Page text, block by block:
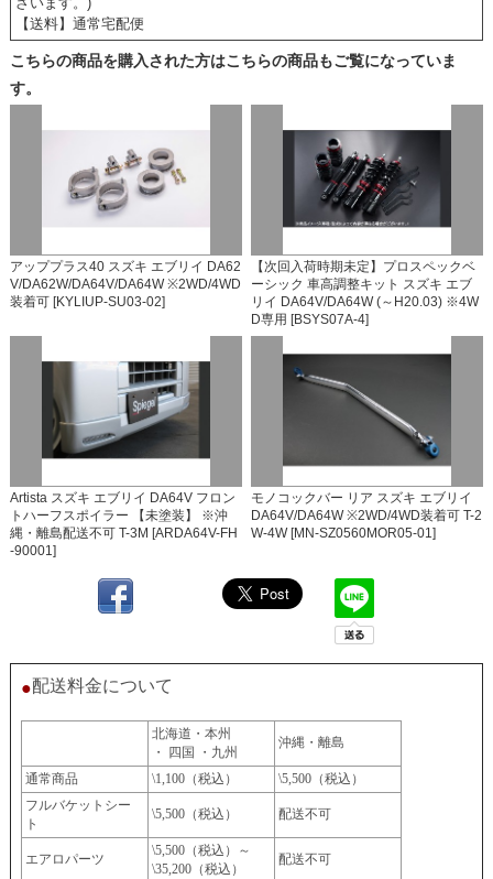
【送料】通常宅配便
こちらの商品を購入された方はこちらの商品もご覧になっていま
す。
アッププラス40 スズキ エブリイ DA62
V/DA62W/DA64V/DA64W ※2WD/4WD
装着可 [KYLIUP-SU03-02]
【次回入荷時期未定】プロスペックベ
ーシック 車高調整キット スズキ エブ
リイ DA64V/DA64W (～H20.03) ※4W
D専用 [BSYS07A-4]
Artista スズキ エブリイ DA64V フロン
トハーフスポイラー 【未塗装】 ※沖
縄・離島配送不可 T-3M [ARDA64V-FH
-90001]
モノコックバー リア スズキ エブリイ
DA64V/DA64W ※2WD/4WD装着可 T-2
W-4W [MN-SZ0560MOR05-01]
●配送料金について
北海道・本州
・ 四国 ・九州
沖縄・離島
通常商品 \1,100（税込）
\5,500（税込）
フルバケットシー
ト
\5,500（税込） 配送不可
エアロパーツ
\5,500（税込）～
\35,200（税込）
配送不可